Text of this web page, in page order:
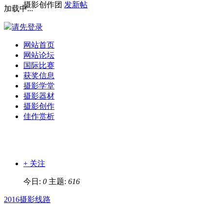
加载中...
请先登录
网站首页
网站论坛
国际比赛
获奖信息
摄影学堂
摄影器材
摄影创作
佳作赏析
摄影创作团 发新帖
+ 关注
今日: 0 主题: 616
2016摄影线路